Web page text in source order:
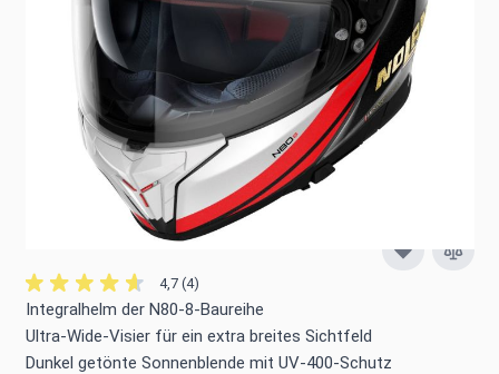
4,7 (4)
Integralhelm der N80-8-Baureihe
Ultra-Wide-Visier für ein extra breites Sichtfeld
Dunkel getönte Sonnenblende mit UV-400-Schutz
Trusted Shops Käuferschutz verfügbar mehr dazu ›
Versandkostenfrei ab 50 €
1 Monat Rückgabe
Bequem zahlen: